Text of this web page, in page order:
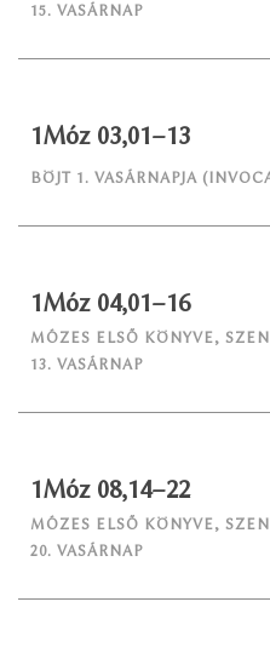
15. VASÁRNAP
1Móz 03,01–13
BÖJT 1. VASÁRNAPJA
1Móz 04,01–16
MÓZES ELSŐ KÖNYVE,
13. VASÁRNAP
1Móz 08,14–22
MÓZES ELSŐ KÖNYVE,
20. VASÁRNAP